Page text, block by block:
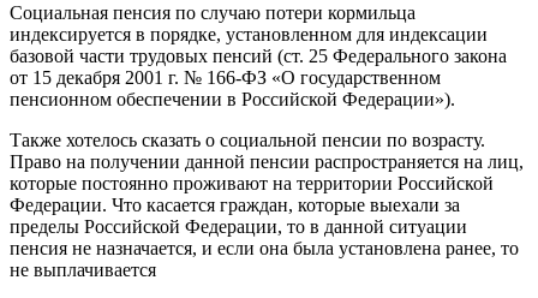
Социальная пенсия по случаю потери кормильца
индексируется в порядке, установленном для индексации
базовой части трудовых пенсий (ст. 25 Федерального закона
от 15 декабря 2001 г. № 166-ФЗ «О государственном
пенсионном обеспечении в Российской Федерации»).
Также хотелось сказать о социальной пенсии по возрасту.
Право на получении данной пенсии распространяется на лиц,
которые постоянно проживают на территории Российской
Федерации. Что касается граждан, которые выехали за
пределы Российской Федерации, то в данной ситуации
пенсия не назначается, и если она была установлена ранее, то
не выплачивается